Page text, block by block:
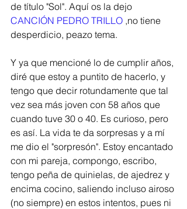
de título "Sol". Aquí os la dejo
CANCIÓN PEDRO TRILLO ,no tiene
desperdicio, peazo tema.
Y ya que mencioné lo de cumplir años,
diré que estoy a puntito de hacerlo, y
tengo que decir rotundamente que tal
vez sea más joven con 58 años que
cuando tuve 30 o 40. Es curioso, pero
es así. La vida te da sorpresas y a mí
me dio el "sorpresón". Estoy encantado
con mi pareja, compongo, escribo,
tengo peña de quinielas, de ajedrez y
encima cocino, saliendo incluso airoso
(no siempre) en estos intentos, pues ni